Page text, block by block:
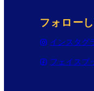
フォロー
インスタグ
フェイスブ